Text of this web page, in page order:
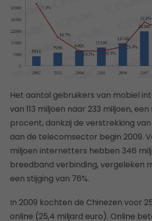
Het aantal gebruikers van mobiel
van 113 miljoen naar 233 miljoen, een
procent, dankzij de verstrekking
aan de telecomsector begin 2009.
miljoen internetters hebben 346
breedband verbinding, vergeleken
een stijging van 76%.
In 2009 kochten de Chinezen voor
online (25,4 miljard euro). Online